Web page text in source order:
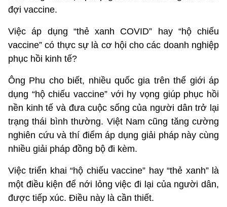
đợi vaccine.
Việc áp dụng “thẻ xanh COVID” hay “hộ chiếu
vaccine” có thực sự là cơ hội cho các doanh nghiệp
phục hồi kinh tế?
Ông Phu cho biết, nhiều quốc gia trên thế giới áp
dụng “hộ chiếu vaccine” với hy vọng giúp phục hồi
nền kinh tế và đưa cuộc sống của người dân trở lại
trạng thái bình thường. Việt Nam cũng tăng cường
nghiên cứu và thí điểm áp dụng giải pháp này cùng
nhiều giải pháp đồng bộ đi kèm.
Việc triển khai “hộ chiếu vaccine” hay “thẻ xanh” là
một điều kiện để nới lỏng việc đi lại của người dân,
được tiếp xúc. Điều này là cần thiết.